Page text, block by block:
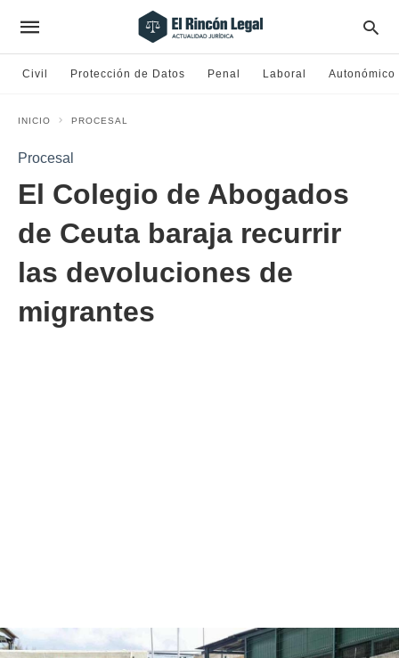
Civil Protección de Datos Penal Laboral Autonómico
INICIO PROCESAL
Procesal
El Colegio de Abogados
de Ceuta baraja recurrir
las devoluciones de
migrantes